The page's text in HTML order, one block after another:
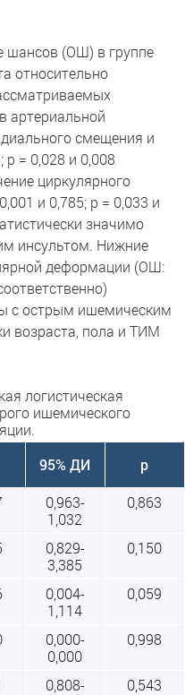
шансов (ОШ) в группе
относительно
артериальной
смещения и
= 0,028 и 0,008
циркулярного
и 0,785; p = 0,033 и
значимо
инсультом. Нижние
деформации (ОШ:
с острым ишемическим
возраста, пола и ТИМ
логистическая
ишемического
95% ДИ
p
0,963-
1,032
0,863
0,829-
3,385
0,150
0,004-
1,114
0,059
0,000-
0,000
0,998
0,808-
0,543